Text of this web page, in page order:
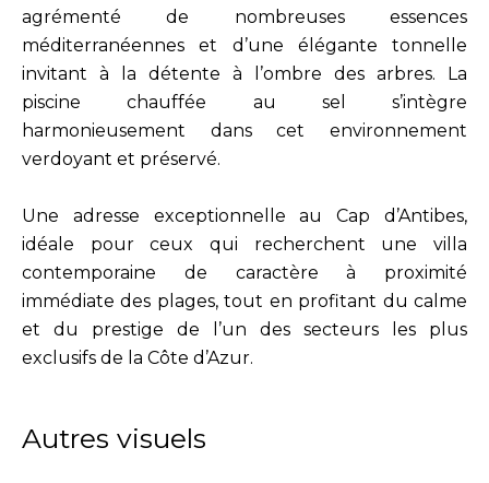
agrémenté de nombreuses essences
méditerranéennes et d’une élégante tonnelle
invitant à la détente à l’ombre des arbres. La
piscine chauffée au sel s’intègre
harmonieusement dans cet environnement
verdoyant et préservé.
Une adresse exceptionnelle au Cap d’Antibes,
idéale pour ceux qui recherchent une villa
contemporaine de caractère à proximité
immédiate des plages, tout en profitant du calme
et du prestige de l’un des secteurs les plus
exclusifs de la Côte d’Azur.
Autres visuels